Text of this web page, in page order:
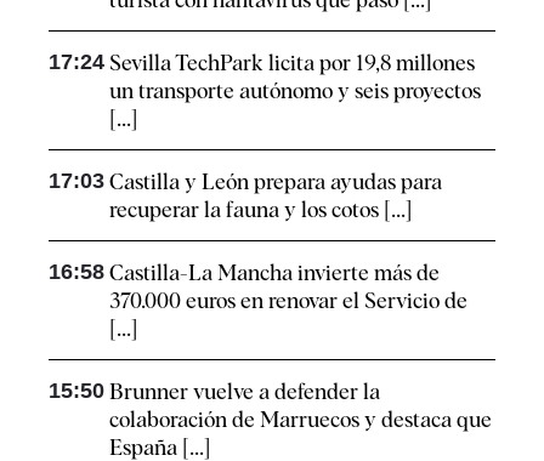
17:24 Sevilla TechPark licita por 19,8 millones
un transporte autónomo y seis proyectos
[...]
17:03 Castilla y León prepara ayudas para
recuperar la fauna y los cotos [...]
16:58 Castilla-La Mancha invierte más de
370.000 euros en renovar el Servicio de
[...]
15:50 Brunner vuelve a defender la
colaboración de Marruecos y destaca que
España [...]